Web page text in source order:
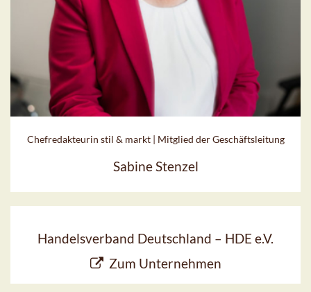
Chefredakteurin stil & markt | Mitglied der Geschäftsleitung
Sabine Stenzel
Handelsverband Deutschland – HDE e.V.
Zum Unternehmen